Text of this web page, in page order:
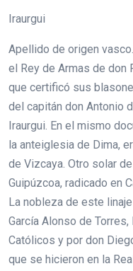
Iraurgui
Apellido de origen
el Rey de Armas de don
que certificó sus
del capitán don Antonio
Iraurgui. En el mismo
la anteiglesia de Dima,
de Vizcaya. Otro solar
Guipúzcoa, radicado en
La nobleza de este
García Alonso de
Católicos y por don
que se hicieron en la